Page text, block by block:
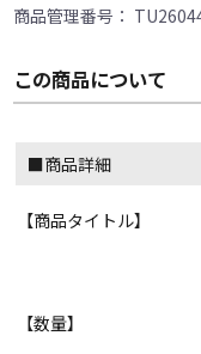
商品管理番号：
この商品について
■商品詳細
【商品タイトル】
【数量】